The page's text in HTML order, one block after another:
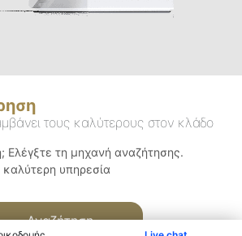
τους καλύτερους στον κλάδο
Ελέγξτε τη μηχανή αναζήτησης.
καλύτερη υπηρεσία
Αναζήτηση